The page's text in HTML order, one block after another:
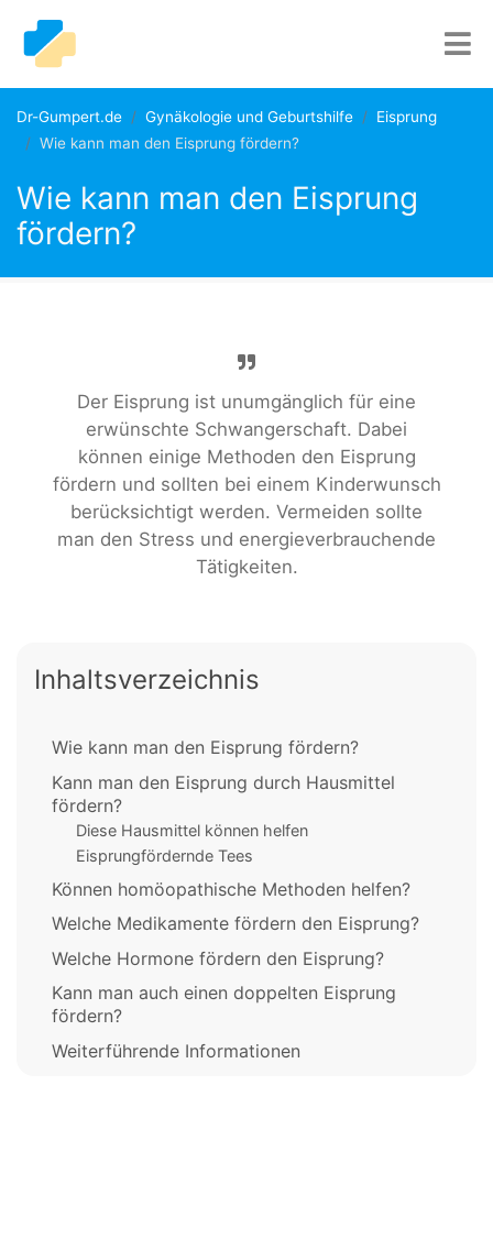
Dr-Gumpert.de Gynäkologie und Geburtshilfe
Eisprung
Wie kann man den Eisprung fördern?
Wie kann man den Eisprung
fördern?
Der Eisprung ist unumgänglich für eine
erwünschte Schwangerschaft. Dabei
können einige Methoden den Eisprung
fördern und sollten bei einem Kinderwunsch
berücksichtigt werden. Vermeiden sollte
man den Stress und energieverbrauchende
Tätigkeiten.
Inhaltsverzeichnis
Wie kann man den Eisprung fördern?
Kann man den Eisprung durch Hausmittel
fördern?
Diese Hausmittel können helfen
Eisprungfördernde Tees
Können homöopathische Methoden helfen?
Welche Medikamente fördern den Eisprung?
Welche Hormone fördern den Eisprung?
Kann man auch einen doppelten Eisprung
fördern?
Weiterführende Informationen